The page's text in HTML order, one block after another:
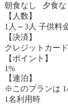
朝食なし 夕食な
【人数】
1人～3人 子供料
【決済】
クレジットカード
【ポイント】
1%
【連泊】
※このプランは
1名利用時